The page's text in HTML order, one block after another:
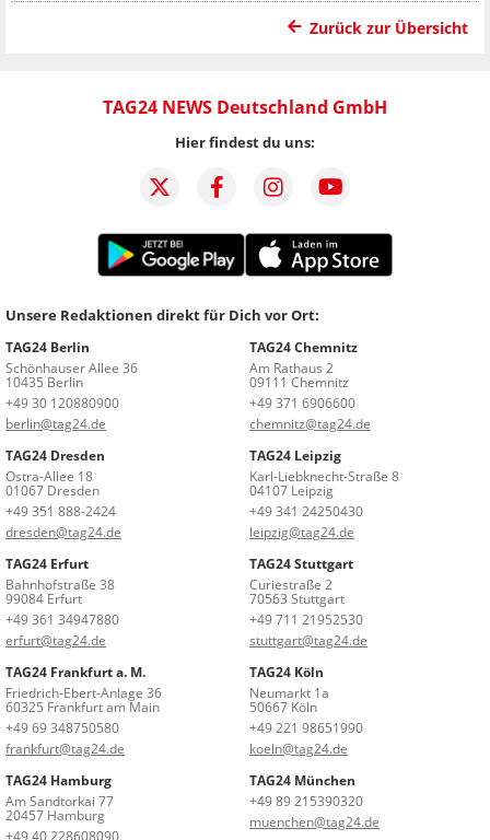
Zurück zur Übersicht
TAG24 NEWS Deutschland GmbH
Hier findest du uns:
Unsere Redaktionen direkt für Dich vor Ort:
TAG24 Berlin
Schönhauser Allee 36
10435 Berlin
+49 30 120880900
berlin@tag24.de
TAG24 Chemnitz
Am Rathaus 2
09111 Chemnitz
+49 371 6906600
chemnitz@tag24.de
TAG24 Dresden
Ostra-Allee 18
01067 Dresden
+49 351 888-2424
dresden@tag24.de
TAG24 Leipzig
Karl-Liebknecht-Straße 8
04107 Leipzig
+49 341 24250430
leipzig@tag24.de
TAG24 Erfurt
Bahnhofstraße 38
99084 Erfurt
+49 361 34947880
erfurt@tag24.de
TAG24 Stuttgart
Curiestraße 2
70563 Stuttgart
+49 711 21952530
stuttgart@tag24.de
TAG24 Frankfurt a. M.
Friedrich-Ebert-Anlage 36
60325 Frankfurt am Main
+49 69 348750580
frankfurt@tag24.de
TAG24 Köln
Neumarkt 1a
50667 Köln
+49 221 98651990
koeln@tag24.de
TAG24 Hamburg
Am Sandtorkai 77
20457 Hamburg
+49 40 228608090
TAG24 München
+49 89 215390320
muenchen@tag24.de